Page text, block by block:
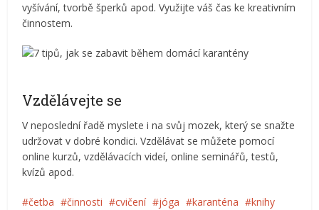
vyšívání, tvorbě šperků apod. Využijte váš čas ke kreativním
činnostem.
Vzdělávejte se
V neposlední řadě myslete i na svůj mozek, který se snažte
udržovat v dobré kondici. Vzdělávat se můžete pomocí
online kurzů, vzdělávacích videí, online seminářů, testů,
kvízů apod.
četba činnosti cvičení jóga karanténa
knihy